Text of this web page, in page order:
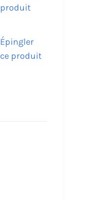
produit
Épingler
ce produit